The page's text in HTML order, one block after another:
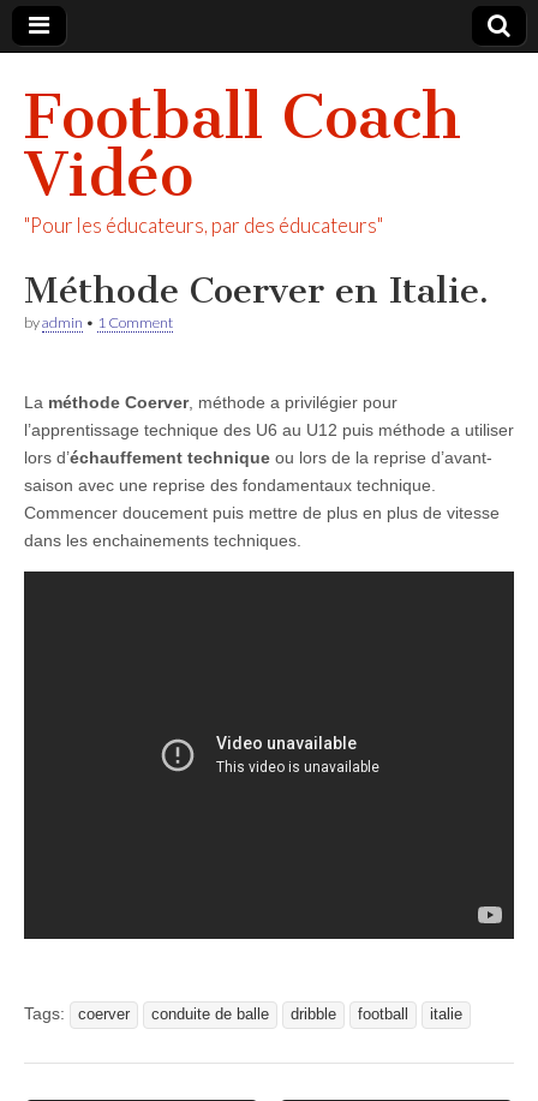
Football Coach
Vidéo
"Pour les éducateurs, par des éducateurs"
Méthode Coerver en Italie.
byadmin • 1 Comment
La méthode Coerver, méthode a privilégier pour
l’apprentissage technique des U6 au U12 puis méthode a utiliser
lors d’échauffement technique ou lors de la reprise d’avant-
saison avec une reprise des fondamentaux technique.
Commencer doucement puis mettre de plus en plus de vitesse
dans les enchainements techniques.
Tags: coerver conduite de balle dribble football italie